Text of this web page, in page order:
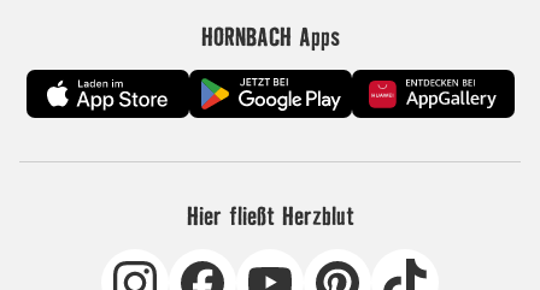
HORNBACH Apps
Hier fließt Herzblut